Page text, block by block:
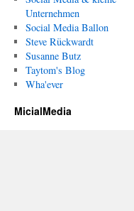
Unternehmen
Social Media Ballon
Steve Rückwardt
Susanne Butz
Taytom's Blog
Wha'ever
MicialMedia